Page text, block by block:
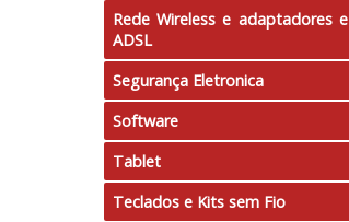
Tela 17.3"
Rede Wireless e adaptadores e
ADSL
Segurança Eletronica
Software
Tablet
Teclados e Kits sem Fio